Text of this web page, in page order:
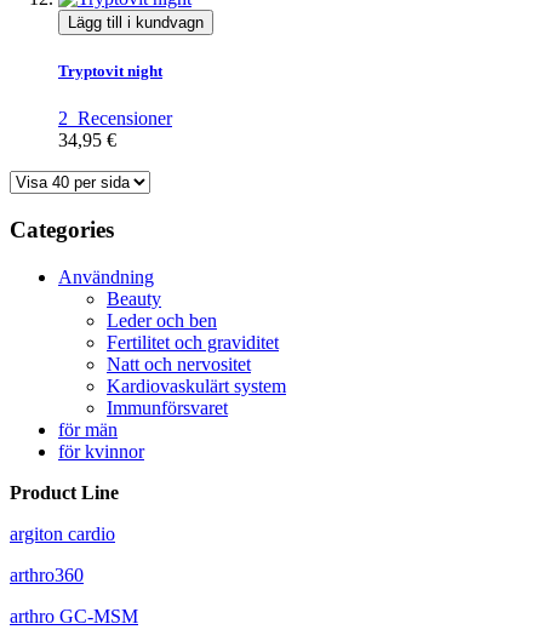
Lägg till i kundvagn
Tryptovit night
2 Recensioner
34,95 €
Categories
Användning
Beauty
Leder och ben
Fertilitet och graviditet
Natt och nervositet
Kardiovaskulärt system
Immunförsvaret
för män
för kvinnor
Product Line
argiton cardio
arthro360
arthro GC-MSM